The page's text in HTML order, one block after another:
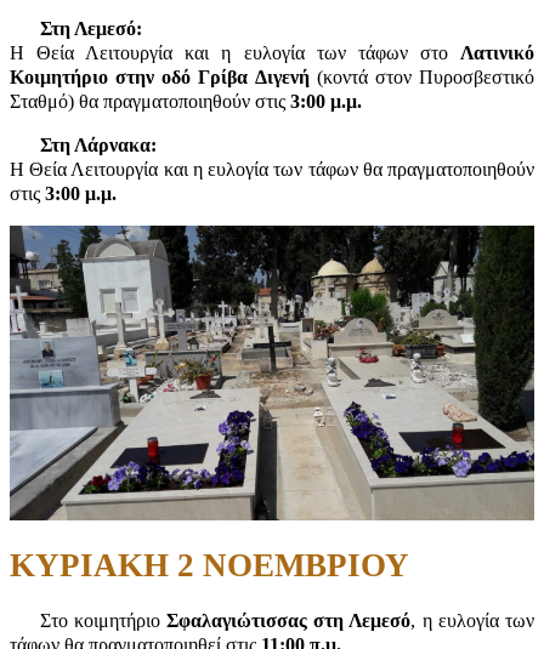
Στη Λεμεσό:
Η Θεία Λειτουργία και η ευλογία των τάφων στο Λατινικό
Κοιμητήριο στην οδό Γρίβα Διγενή(κοντά στον Πυροσβεστικό
Σταθμό) θα πραγματοποιηθούν στις 3:00 μ.μ.
Στη Λάρνακα:
Η Θεία Λειτουργία και η ευλογία των τάφων θα πραγματοποιηθούν
στις 3:00 μ.μ.
ΚΥΡΙΑΚΗ 2 ΝΟΕΜΒΡΙΟΥ
Στο κοιμητήριοΣφαλαγιώτισσας στη Λεμεσό, η ευλογία των